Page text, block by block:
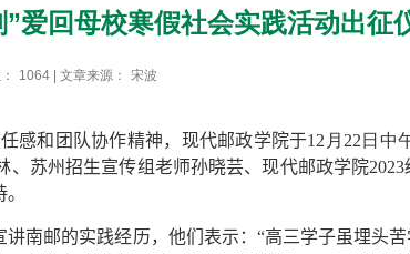
爱回母校寒假社会实践活动出征
1064 | 文章来源： 宋波
感和团队协作精神， 现代邮政学院于12 月 22 日中
、苏州招生宣传组老师孙晓芸、现代邮政学院2023
讲南邮的实践经历，他们表示：“高三学子虽埋头